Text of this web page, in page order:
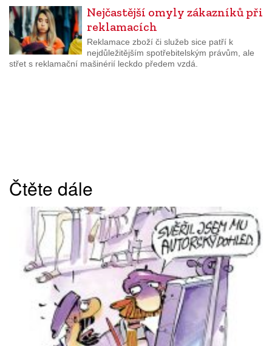
Nejčastější omyly zákazníků při
reklamacích
Reklamace zboží či služeb sice patří k
nejdůležitějším spotřebitelským právům, ale
střet s reklamační mašinérií leckdo předem vzdá.
Čtěte dále